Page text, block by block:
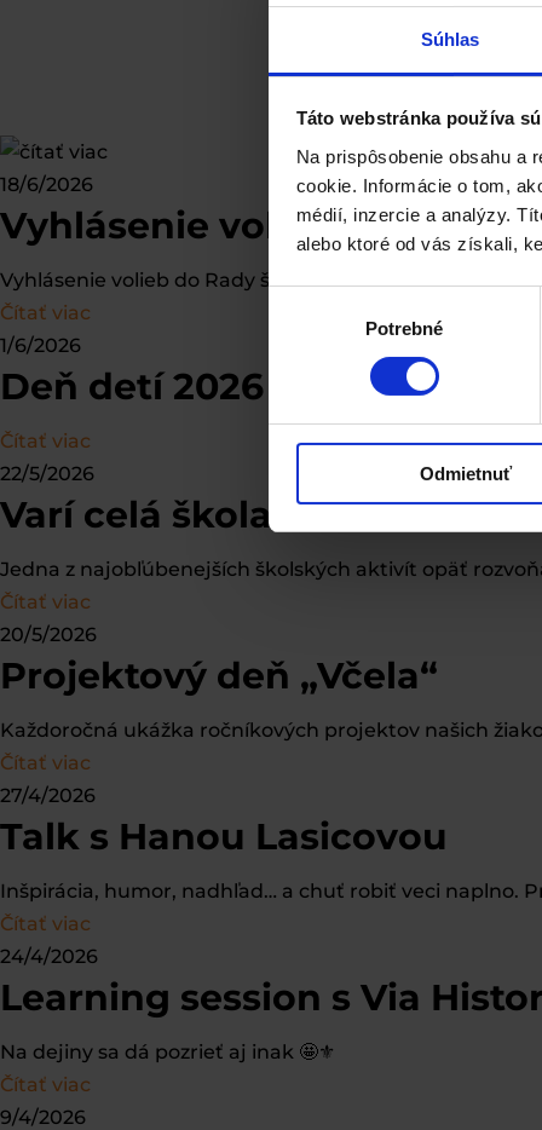
Súhlas
Táto webstránka používa
Na prispôsobenie obsahu a
cookie. Informácie o tom,
médií, inzercie a analýzy.
alebo ktoré od vás získali,
Potrebné
Odmietnuť
18/6/2026
Vyhlásenie volieb do RŠ
Vyhlásenie volieb do Rady školy na funkčné obdobie
Čítať viac
1/6/2026
Deň detí 2026
Čítať viac
22/5/2026
Varí celá škola 2026
Jedna z najobľúbenejších školských aktivít opäť
Čítať viac
20/5/2026
Projektový deň „Včela“
Každoročná ukážka ročníkových projektov našich
Čítať viac
27/4/2026
Talk s Hanou Lasicovou
Inšpirácia, humor, nadhľad… a chuť robiť veci naplno.
Čítať viac
24/4/2026
Learning session s Via
Na dejiny sa dá pozrieť aj inak 🤩⚜️
Čítať viac
9/4/2026